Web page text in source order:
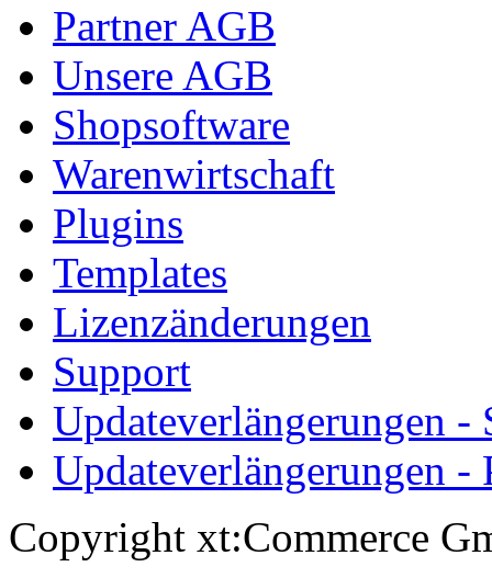
Partner AGB
Unsere AGB
Shopsoftware
Warenwirtschaft
Plugins
Templates
Lizenzänderungen
Support
Updateverlängerungen -
Updateverlängerungen -
Copyright xt:Commerce